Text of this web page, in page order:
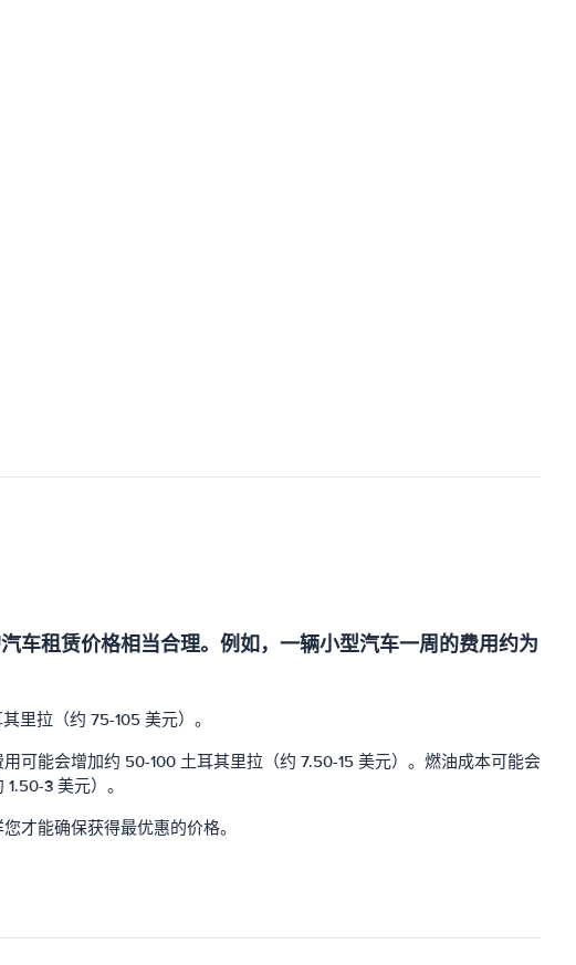
车租赁价格相当合理。例如，一辆小型汽车一周的费用约为
里拉（约 75-105 美元）。
可能会增加约 50-100 土耳其里拉（约 7.50-15 美元）。燃油成本可能会
3 美元）。
才能确保获得最优惠的价格。